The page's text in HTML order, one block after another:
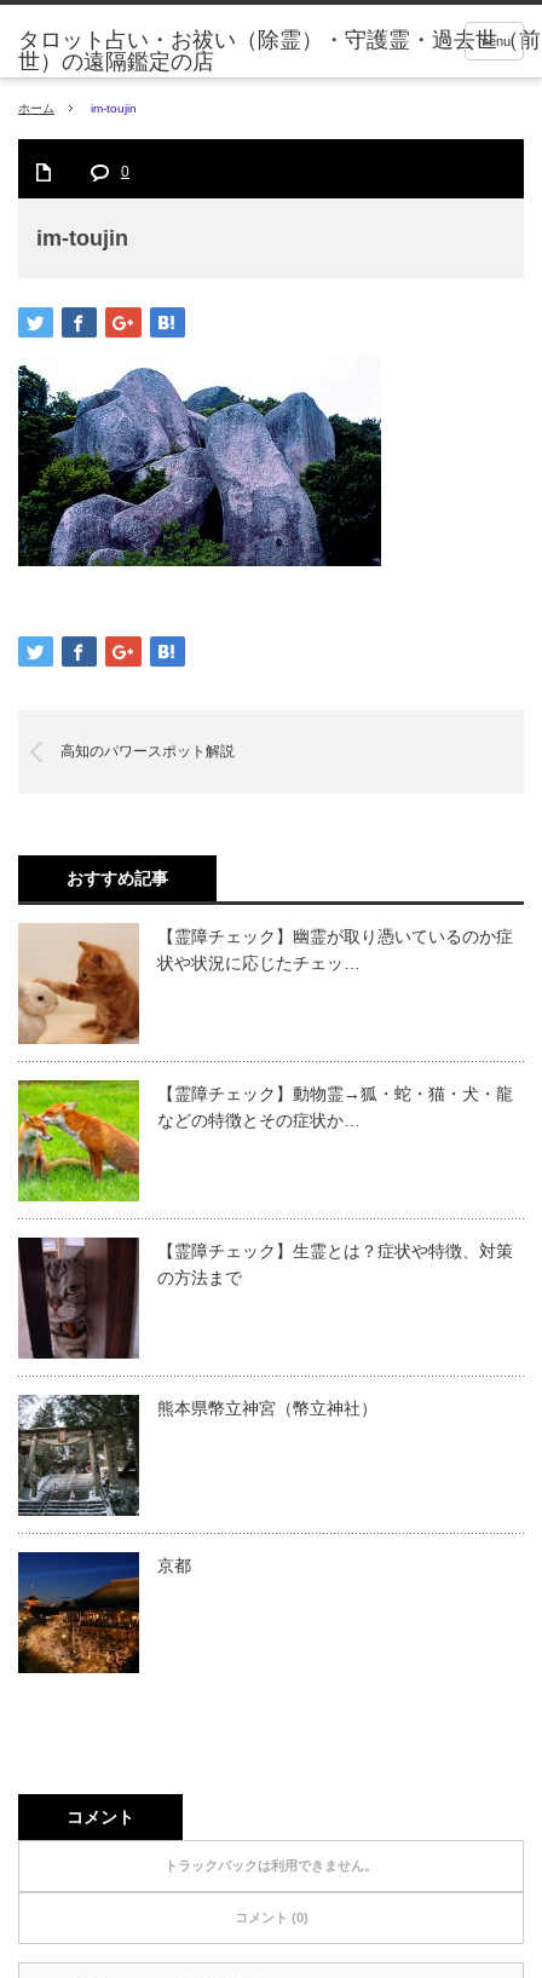
menu
タロット占い・お祓い（除霊）・守護霊・過去世（前
世）の遠隔鑑定の店
ホーム im-toujin
0
im-toujin
高知のパワースポット解説
おすすめ記事
【霊障チェック】幽霊が取り憑いているのか症
状や状況に応じたチェッ…
【霊障チェック】動物霊→狐・蛇・猫・犬・龍
などの特徴とその症状か…
【霊障チェック】生霊とは？症状や特徴、対策
の方法まで
熊本県幣立神宮（幣立神社）
京都
コメント
トラックバックは利用できません。
コメント (0)